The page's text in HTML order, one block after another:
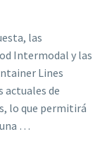
las
Intermodal y las
Lines
actuales de
lo que permitirá
…